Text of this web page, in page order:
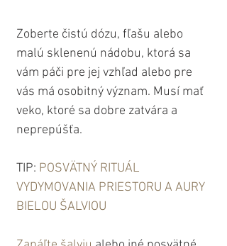
Zoberte čistú dózu, fľašu alebo
malú sklenenú nádobu, ktorá sa
vám páči pre jej vzhľad alebo pre
vás má osobitný význam. Musí mať
veko, ktoré sa dobre zatvára a
neprepúšťa.
TIP: POSVÄTNÝ RITUÁL
VYDYMOVANIA PRIESTORU A AURY
BIELOU ŠALVIOU